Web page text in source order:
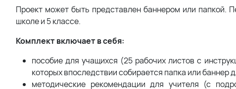
Проект может быть представлен баннером или папкой.
школе и 5 классе.
Комплект включает в себя:
пособие для учащихся (25 рабочих листов с
которых впоследствии собирается папка или баннер
методические рекомендации для учителя (с